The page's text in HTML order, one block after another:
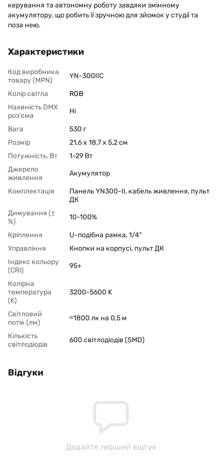
керування та автономну роботу завдяки змінному
акумулятору, що робить її зручною для зйомок у студії та
поза нею.
Характеристики
Код виробника
товару (MPN)
YN-300IIC
Колір світла
RGB
Наявність DMX
роз'єма
Ні
Вага
530 г
Розмір
21,6 x 18,7 x 5,2 cм
Потужність, Вт
1-29 Вт
Джерело
живлення
Акумулятор
Комплектація
Панель YN300-II, кабель живлення, пульт
ДК
Димування (±
%)
10-100%
Кріплення
U-подібна рамка, 1/4"
Управління
Кнопки на корпусі, пульт ДК
Індекс кольору
(CRI)
95+
Колірна
температура
(K)
3200-5600 K
Світловий
потік (лм)
≈1800 лк на 0,5 м
Кількість
світлодіодів
600 світлодіодів (SMD)
Відгуки
Додайте перший відгук